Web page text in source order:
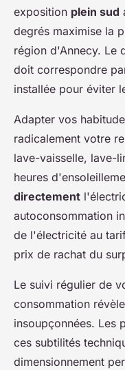
exposition plein sud
degrés maximise la
région d'Annecy. Le
doit correspondre
installée pour éviter
Adapter vos
radicalement votre
lave-vaisselle, lave-
heures
directement
autoconsommation
de l'électricité au
prix de rachat du
Le suivi régulier de
consommation
insoupçonnées. Les
ces subtilités
dimensionnement